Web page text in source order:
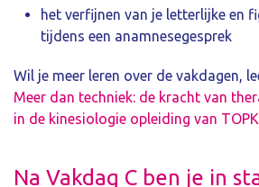
het verfijnen van je letterlijke en
tijdens een anamnesegesprek
Wil je meer leren over de vakdagen,
Meer dan techniek: de kracht van
in de kinesiologie opleiding van
Na Vakdag C ben je in